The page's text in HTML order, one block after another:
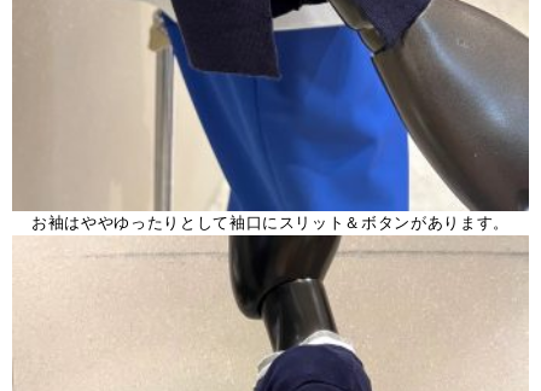
お袖はややゆったりとして袖口にスリット＆ボタンがあります。